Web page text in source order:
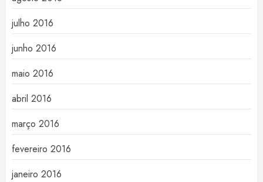
julho 2016
junho 2016
maio 2016
abril 2016
março 2016
fevereiro 2016
janeiro 2016